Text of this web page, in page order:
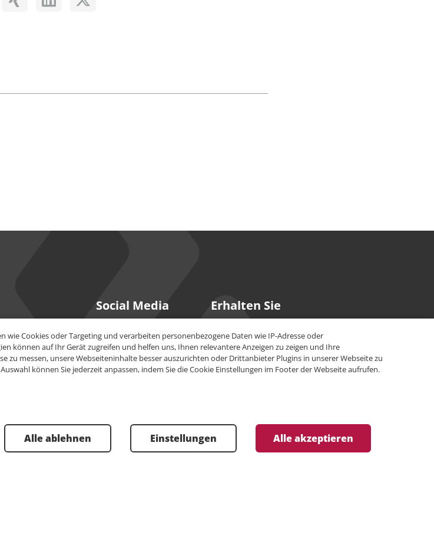
15
Social Media
YouTube
LinkedIn
Erhalten Sie
unsere Updates
Bleiben Sie stets informiert über unsere
neuesten Innovationen und Erfolgstipps.
Cookies oder Targeting und verarbeiten personenbezogene Daten wie IP-Adresse oder
können auf Ihr Gerät zugreifen und helfen uns, Ihnen relevantere Anzeigen zu zeigen und Ihre
zu messen, unsere Webseiteninhalte besser auszurichten oder Drittanbieter Plugins in unserer Webseite zu
können Sie jederzeit anpassen, indem Sie die Cookie Einstellungen im Footer der Webseite aufrufen.
Alle akzeptieren
Einstellungen
Alle ablehnen